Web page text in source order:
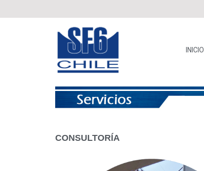
INICIO
CONSULTORÍA